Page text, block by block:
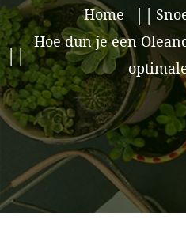
Home
Hoe dun je een